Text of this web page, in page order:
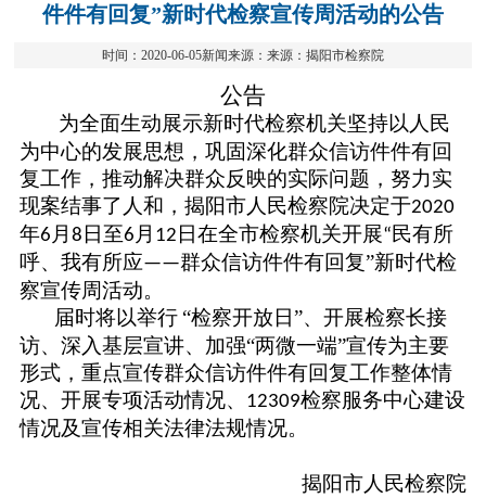
件件有回复”新时代检察宣传周活动的公告
时间：2020-06-05新闻来源：来源：揭阳市检察院
公告
为全面生动展示新时代检察机关坚持以人民
为中心的发展思想，巩固深化群众信访件件有回
复工作，推动解决群众反映的实际问题，努力实
现案结事了人和，揭阳市人民检察院决定于2020
年6 月8 日至6 月 12 日在全市检察机关开展“ 民有所
呼、我有所应——群众信访件件有回复”新时代检
察宣传周活动。
届时将以举行 “检察开放日”、开展检察长接
访、深入基层宣讲、加强“两微一端”宣传为主要
形式，重点宣传群众信访件件有回复工作整体情
况、开展专项活动情况、 12309检察服务中心建设
情况及宣传相关法律法规情况。
揭阳市人民检察院